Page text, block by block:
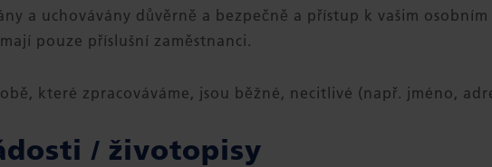
a uchovávány důvěrně a bezpečně a přístup k vašim
pouze příslušní zaměstnanci.
které zpracováváme, jsou běžné, necitlivé (např. jméno,
/ životopisy